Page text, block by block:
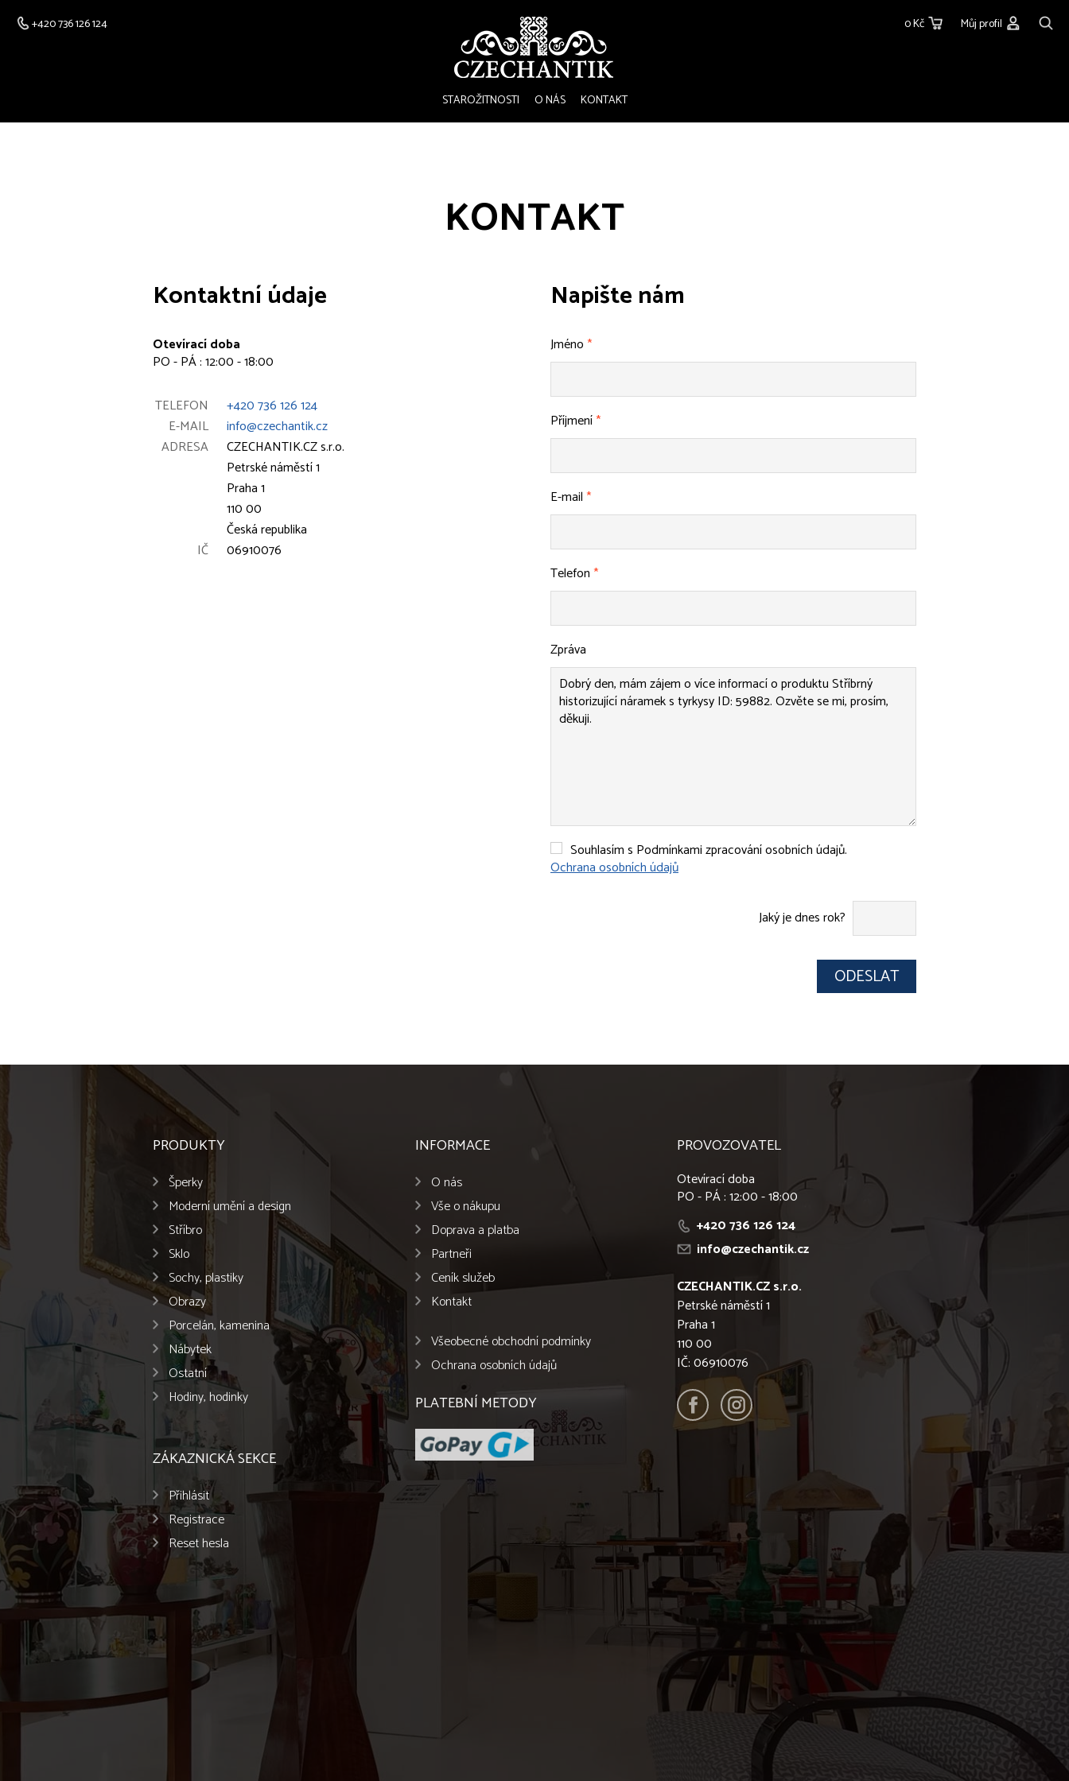
+420 736 126 124 0 Kč Můj profil
STAROŽITNOSTI O NÁS KONTAKT
KONTAKT
Kontaktní údaje
Otevírací doba
PO - PÁ : 12:00 - 18:00
TELEFON
+420 736 126 124
E-MAIL
info@czechantik.cz
ADRESA
CZECHANTIK.CZ s.r.o.
Petrské náměstí 1
Praha 1
110 00
Česká republika
IČ
06910076
Napište nám
Jméno*
Příjmení*
E-mail*
Telefon*
Zpráva
Souhlasím s Podmínkami zpracování osobních údajů.
Ochrana osobních údajů
Jaký je dnes rok?
PRODUKTY
Šperky
Moderní umění a design
Stříbro
Sklo
Sochy, plastiky
Obrazy
Porcelán, kamenina
Nábytek
Ostatní
Hodiny, hodinky
ZÁKAZNICKÁ SEKCE
Přihlásit
Registrace
Reset hesla
INFORMACE
O nás
Vše o nákupu
Doprava a platba
Partneři
Ceník služeb
Kontakt
Všeobecné obchodní podmínky
Ochrana osobních údajů
PLATEBNÍ METODY
PROVOZOVATEL
Otevírací doba
PO - PÁ : 12:00 - 18:00
+420 736 126 124
info@czechantik.cz
CZECHANTIK.CZ s.r.o.
Petrské náměstí 1
Praha 1
110 00
IČ: 06910076